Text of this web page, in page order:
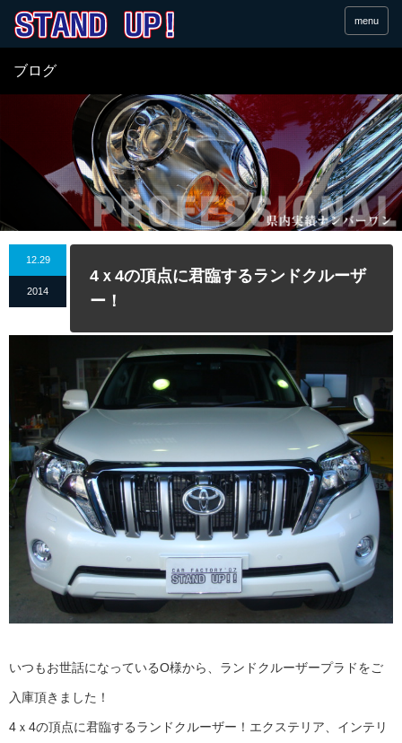
menu
ブログ
12.29
2014
4ｘ4の頂点に君臨するランドクルーザ
ー！
いつもお世話になっているO様から、ランドクルーザープラドをご
入庫頂きました！
4ｘ4の頂点に君臨するランドクルーザー！エクステリア、インテリ